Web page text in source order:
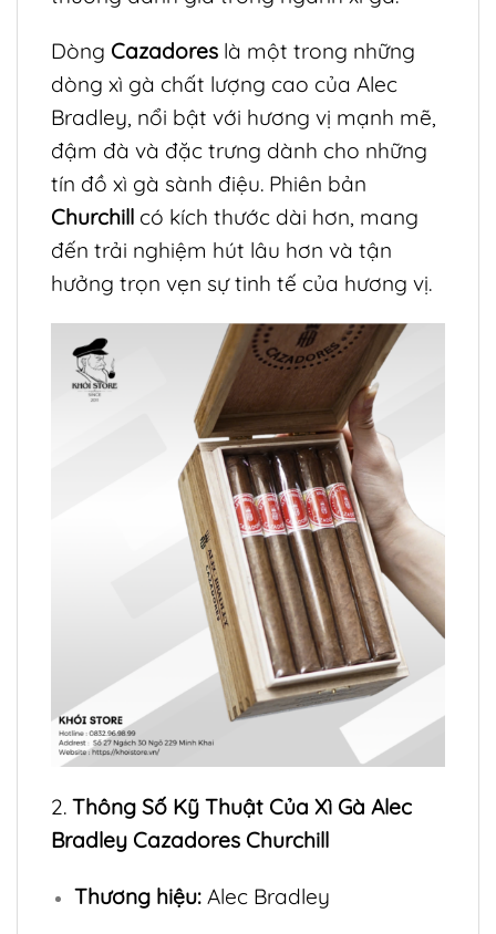
Dòng Cazadores là một trong những
dòng xì gà chất lượng cao của Alec
Bradley, nổi bật với hương vị mạnh mẽ,
đậm đà và đặc trưng dành cho những
tín đồ xì gà sành điệu. Phiên bản
Churchill có kích thước dài hơn, mang
đến trải nghiệm hút lâu hơn và tận
hưởng trọn vẹn sự tinh tế của hương vị.
2. Thông Số Kỹ Thuật Của Xì Gà Alec
Bradley Cazadores Churchill
Thương hiệu:Alec Bradley